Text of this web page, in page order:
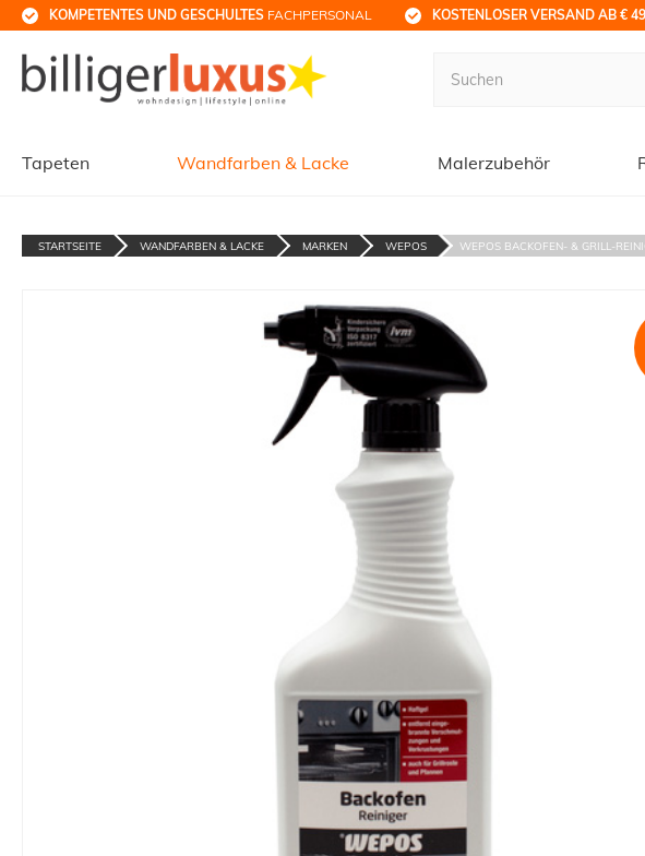
KOMPETENTES UND GESCHULTES FACHPERSONAL KOSTENLOSER VERSAND AB €
Tapeten Wandfarben & Lacke Malerzubehör
STARTSEITE WANDFARBEN & LACKE MARKEN WEPOS WEPOS BACKOFEN- & GRILL-